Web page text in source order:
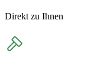
Direkt zu Ihnen